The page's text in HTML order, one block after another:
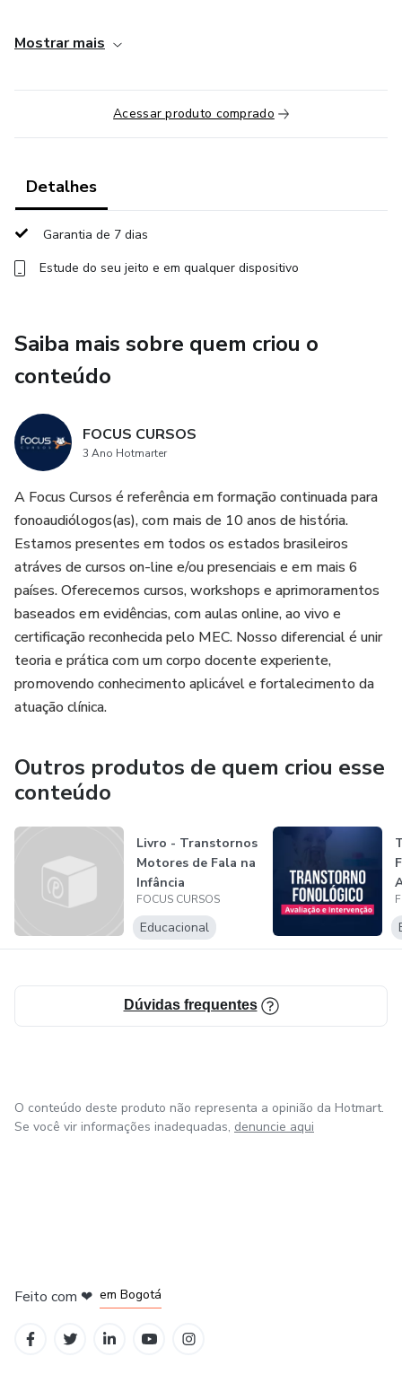
Carga Horária: 144 horas
de 75% de participação
Abrangência Multiprofissional: Fonoaudiólogos, Psicólogos,
profissionais que atuam com NCC.
Mostrar mais
Acessar produto comprado
Detalhes
Garantia de 7 dias
Estude do seu jeito e em qualquer dispositivo
Saiba mais sobre quem criou o
conteúdo
FOCUS CURSOS
3 Ano Hotmarter
A Focus Cursos é referência em formação continuada para
fonoaudiólogos(as), com mais de 10 anos de história.
Estamos presentes em todos os estados brasileiros
atráves de cursos on-line e/ou presenciais e em mais 6
países. Oferecemos cursos, workshops e aprimoramentos
baseados em evidências, com aulas online, ao vivo e
certificação reconhecida pelo MEC. Nosso diferencial é unir
teoria e prática com um corpo docente experiente,
promovendo conhecimento aplicável e fortalecimento da
atuação clínica.
Outros produtos de quem criou esse
conteúdo
Livro - Transtornos
Motores de Fala na
Infância
FOCUS CURSOS
Educacional
Dúvidas frequentes
O conteúdo deste produto não representa a opinião da Hotmart.
Se você vir informações inadequadas, denuncie aqui
Feito com ❤ em Bogotá